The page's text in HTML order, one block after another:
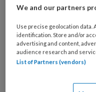
Kies
functie *
Bij
welke
We and our partners
Use precise geolocation
identification. Store and/or
advertising and content,
audience research and
List of Partners (vendors)